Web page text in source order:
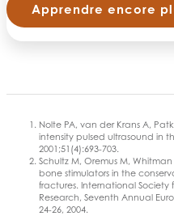
Apprendre encore
Nolte PA, van der Krans A,
intensity pulsed ultrasound in
2001;51(4):693-703.
Schultz M, Oremus M,
bone stimulators in the
fractures. International
Research, Seventh Annual
24-26, 2004.